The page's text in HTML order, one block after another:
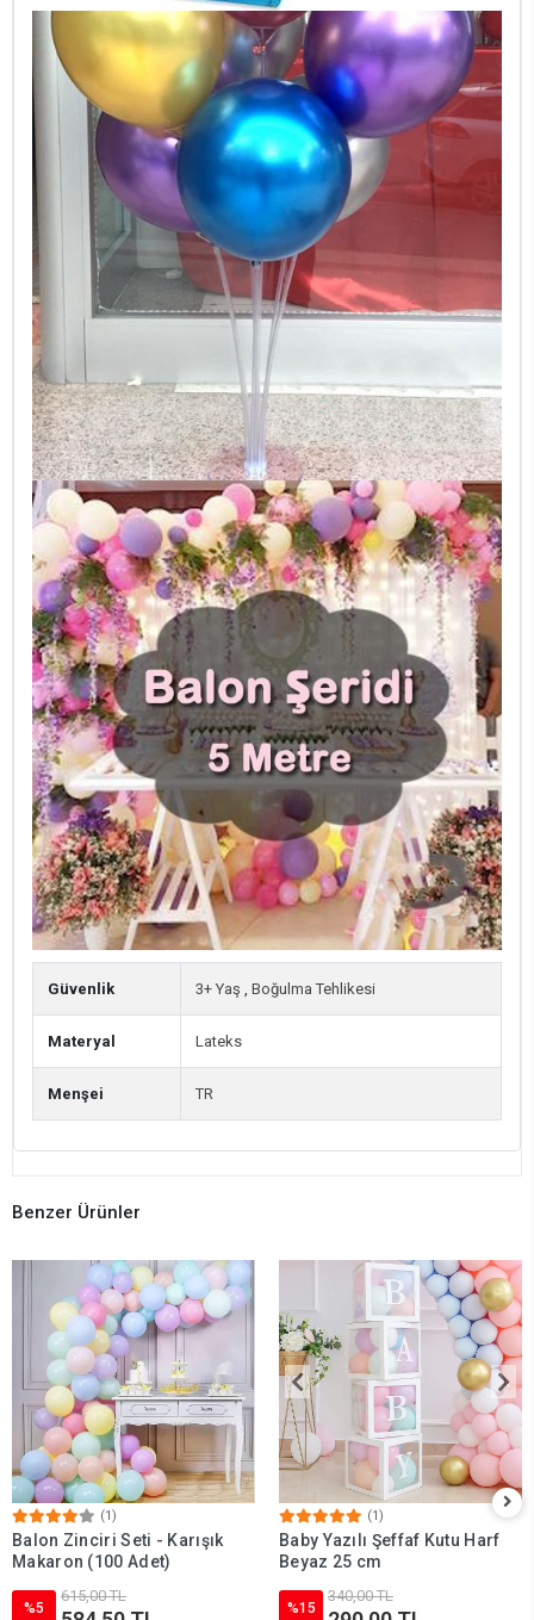
Güvenlik 3+ Yaş , Boğulma Tehlikesi
Materyal Lateks
Menşei TR
Benzer Ürünler
(1)
Balon Zinciri Seti - Karışık
Makaron (100 Adet)
%5
615,00 TL
(1)
Baby Yazılı Şeffaf Kutu Harf
Beyaz 25 cm
%15
340,00 TL